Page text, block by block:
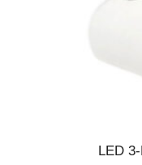
LED